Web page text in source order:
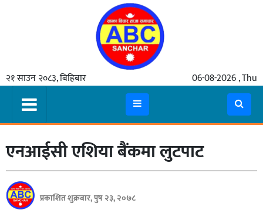
२१ साउन २०८३, बिहिबार 06-08-2026 , Thu
समाचार
मुख्य
समाचार
कुटनीती
अर्थ
रसरङ्ग
एनआईसी एशिया बैंकमा लुटपाट
प्रकाशित शुक्रबार, पुष २३, २०७८